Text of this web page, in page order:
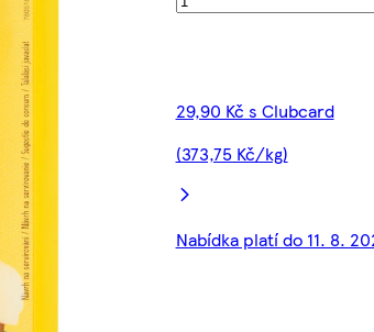
29,90 Kč s Clubcard
(373,75 Kč/kg)
Nabídka platí do 11. 8.